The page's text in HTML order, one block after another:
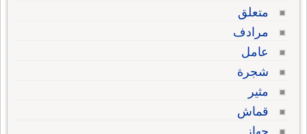
متعلق
مرادف
عامل
شجرة
مثير
قماش
جهاز